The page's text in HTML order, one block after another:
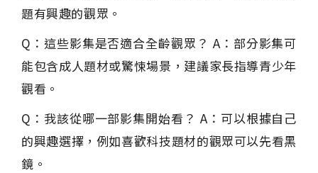
題有興趣的觀眾。
Q：這些影集是否適合全齡觀眾？ A：部分影集可
能包含成人題材或驚悚場景，建議家長指導青少年
觀看。
Q：我該從哪一部影集開始看？ A：可以根據自己
的興趣選擇，例如喜歡科技題材的觀眾可以先看黑
鏡。